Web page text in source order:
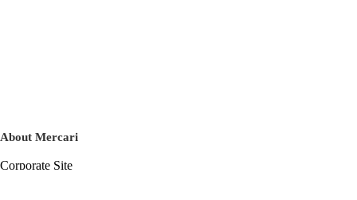
About Mercari
Corporate Site